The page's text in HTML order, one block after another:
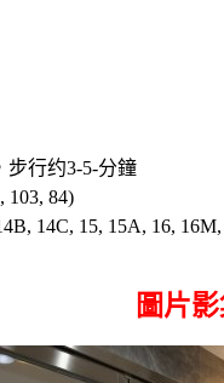
步行约3-5-分鐘
103, 84)
14C, 15, 15A, 16,
圖片